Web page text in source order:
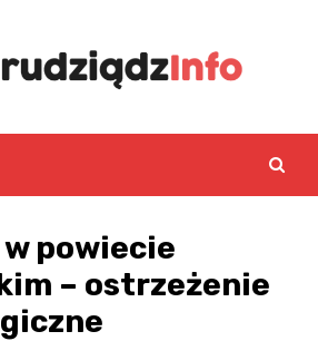
powiecie
– ostrzeżenie